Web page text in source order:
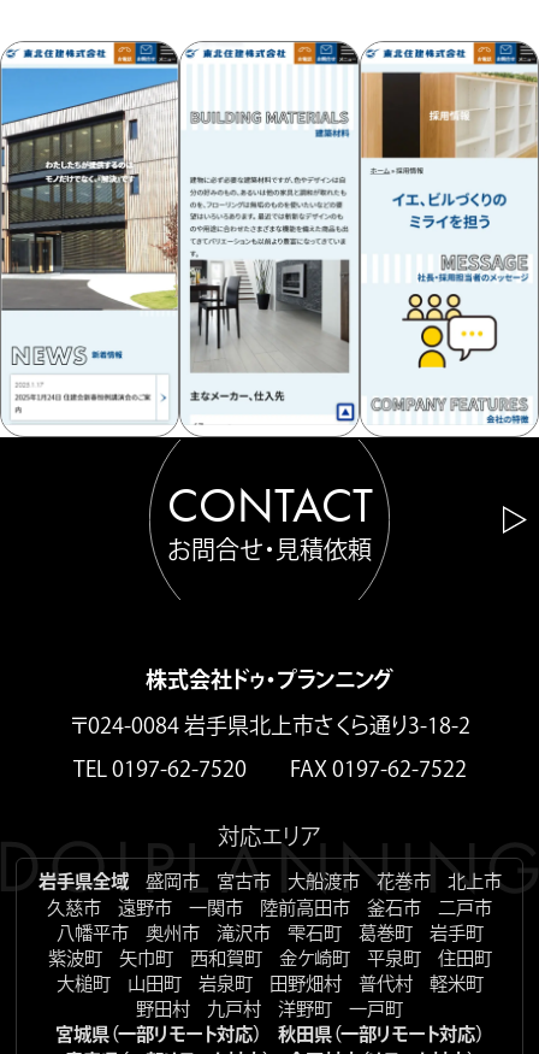
CONTACT
お問合せ・見積依頼
株式会社ドゥ・プランニング
〒024-0084 岩手県北上市さくら通り3-18-2
TEL 0197-62-7520 FAX 0197-62-7522
対応エリア
岩手県全域 盛岡市 宮古市 大船渡市 花巻市
北上市
久慈市
遠野市 一関市 陸前高田市 釜石市
二戸市
八幡平市
奥州市 滝沢市 雫石町 葛巻町
岩手町
紫波町
矢巾町 西和賀町 金ケ崎町 平泉町
住田町
大槌町
山田町 岩泉町 田野畑村 普代村
軽米町
野田村
九戸村 洋野町 一戸町
宮城県（一部リモート対応）
秋田県（一部リモート対応）